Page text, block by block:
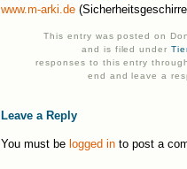
www.m-arki.de
This entry was posted on
and is filed under
responses to this entry
end and leave a
Leave a Reply
You must be logged in to post a